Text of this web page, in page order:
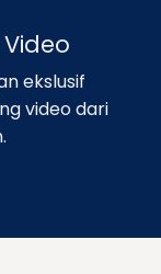
ekslusif
video dari